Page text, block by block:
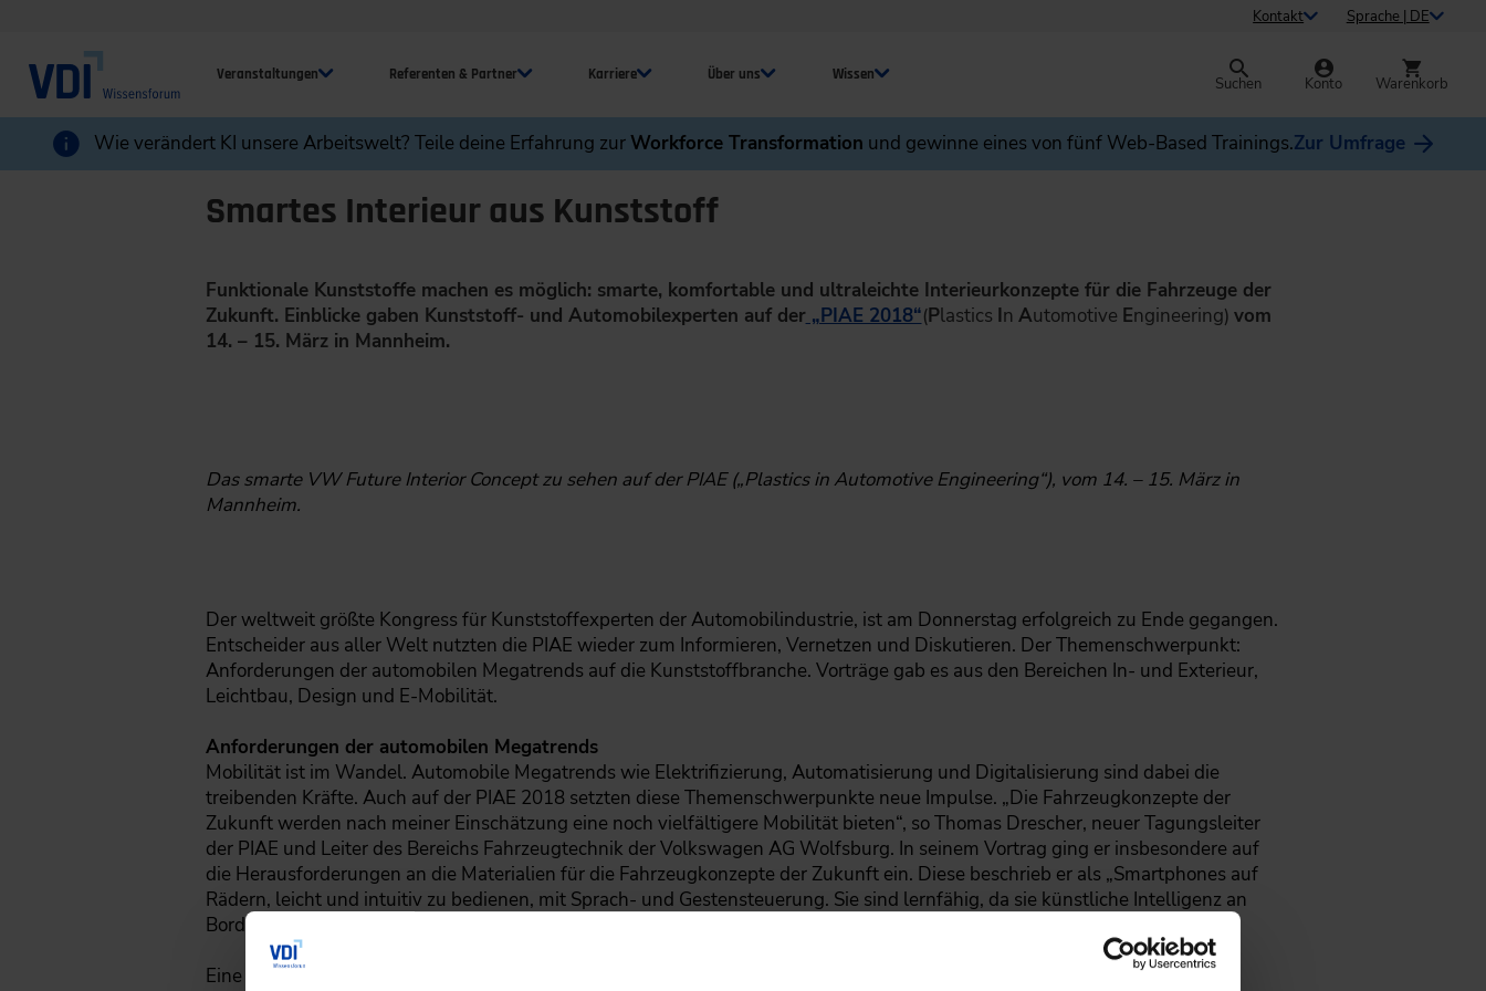
Kontakt Sprache | DE
Veranstaltungen Referenten & Partner Karriere Über uns Wissen Suchen Konto Warenkorb
Wie verändert KI unsere Arbeitswelt? Teile deine Erfahrung zurWorkforce Transformation und gewinne eines von fünf Web-Based Trainings.Zur Umfrage
Smartes Interieur aus Kunststoff
Funktionale Kunststoffe machen es möglich: smarte, komfortable und ultraleichte Interieurkonzepte für die Fahrzeuge der
Zukunft. Einblicke gaben Kunststoff- und Automobilexperten auf der„PIAE 2018“(Plastics In Automotive Engineering) vom
14. – 15. März in Mannheim.
Das smarte VW Future Interior Concept zu sehen auf der PIAE („Plastics in Automotive Engineering“), vom 14. – 15. März in
Mannheim.
Der weltweit größte Kongress für Kunststoffexperten der Automobilindustrie, ist am Donnerstag erfolgreich zu Ende gegangen.
Entscheider aus aller Welt nutzten die PIAE wieder zum Informieren, Vernetzen und Diskutieren. Der Themenschwerpunkt:
Anforderungen der automobilen Megatrends auf die Kunststoffbranche. Vorträge gab es aus den Bereichen In- und Exterieur,
Leichtbau, Design und E-Mobilität.
Anforderungen der automobilen Megatrends
Mobilität ist im Wandel. Automobile Megatrends wie Elektrifizierung, Automatisierung und Digitalisierung sind dabei die
treibenden Kräfte. Auch auf der PIAE 2018 setzten diese Themenschwerpunkte neue Impulse. „Die Fahrzeugkonzepte der
Zukunft werden nach meiner Einschätzung eine noch vielfältigere Mobilität bieten“, so Thomas Drescher, neuer Tagungsleiter
der PIAE und Leiter des Bereichs Fahrzeugtechnik der Volkswagen AG Wolfsburg. In seinem Vortrag ging er insbesondere auf
die Herausforderungen an die Materialien für die Fahrzeugkonzepte der Zukunft ein. Diese beschrieb er als „Smartphones auf
Rädern, leicht und intuitiv zu bedienen, mit Sprach- und Gestensteuerung. Sie sind lernfähig, da sie künstliche Intelligenz an
Bord haben. Das Highlight: Sie werden autonom fahren, kommen also ohne Fahrer und Lenkrad aus.“
Eine Schlüsselfunktion nimmt Kunststoff auch im Bereich Leichtbau ein. Besonders interessant sind für Branchenexperten